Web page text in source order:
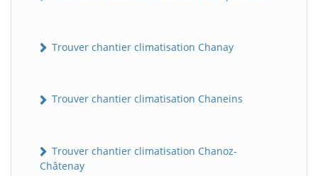
Trouver chantier climatisation Chanay
Trouver chantier climatisation Chaneins
Trouver chantier climatisation Chanoz-
Châtenay